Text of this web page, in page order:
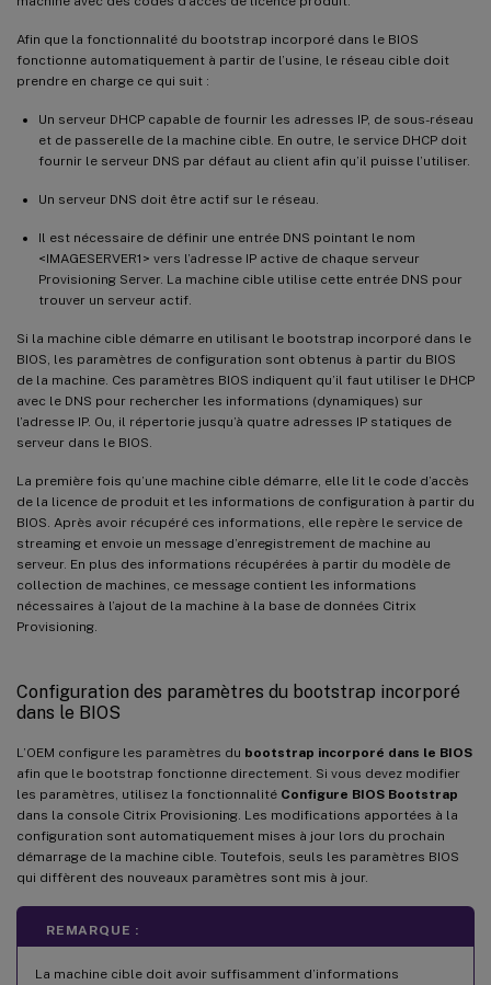
Afin que la fonctionnalité du bootstrap incorporé dans le BIOS
fonctionne automatiquement à partir de l’usine, le réseau cible doit
prendre en charge ce qui suit :
Un serveur DHCP capable de fournir les adresses IP, de sous-réseau
et de passerelle de la machine cible. En outre, le service DHCP doit
fournir le serveur DNS par défaut au client afin qu’il puisse l’utiliser.
Un serveur DNS doit être actif sur le réseau.
Il est nécessaire de définir une entrée DNS pointant le nom
<IMAGESERVER1> vers l’adresse IP active de chaque serveur
Provisioning Server. La machine cible utilise cette entrée DNS pour
trouver un serveur actif.
Si la machine cible démarre en utilisant le bootstrap incorporé dans le
BIOS, les paramètres de configuration sont obtenus à partir du BIOS
de la machine. Ces paramètres BIOS indiquent qu’il faut utiliser le DHCP
avec le DNS pour rechercher les informations (dynamiques) sur
l’adresse IP. Ou, il répertorie jusqu’à quatre adresses IP statiques de
serveur dans le BIOS.
La première fois qu’une machine cible démarre, elle lit le code d’accès
de la licence de produit et les informations de configuration à partir du
BIOS. Après avoir récupéré ces informations, elle repère le service de
streaming et envoie un message d’enregistrement de machine au
serveur. En plus des informations récupérées à partir du modèle de
collection de machines, ce message contient les informations
nécessaires à l’ajout de la machine à la base de données Citrix
Provisioning.
Configuration des paramètres du bootstrap incorporé
dans le BIOS
L’OEM configure les paramètres du bootstrap incorporé dans le BIOS
afin que le bootstrap fonctionne directement. Si vous devez modifier
les paramètres, utilisez la fonctionnalité Configure BIOS Bootstrap
dans la console Citrix Provisioning. Les modifications apportées à la
configuration sont automatiquement mises à jour lors du prochain
démarrage de la machine cible. Toutefois, seuls les paramètres BIOS
qui diffèrent des nouveaux paramètres sont mis à jour.
REMARQUE :
La machine cible doit avoir suffisamment d’informations